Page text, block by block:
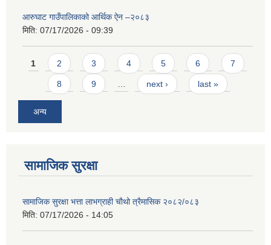
आरुघाट गाउँपालिकाको आर्थिक ऐन –२०८३
मिति: 07/17/2026 - 09:39
Pages
1 2 3 4 5 6 7
8 9 next › last »
अन्य
सामाजिक सुरक्षा
सामाजिक सुरक्षा भत्ता लाभग्राही चौथो त्रैमासिक २०८२/०८३
मिति: 07/17/2026 - 14:05